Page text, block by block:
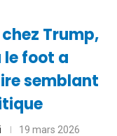
chez Trump,
le foot a
semblant
19 mars 2026